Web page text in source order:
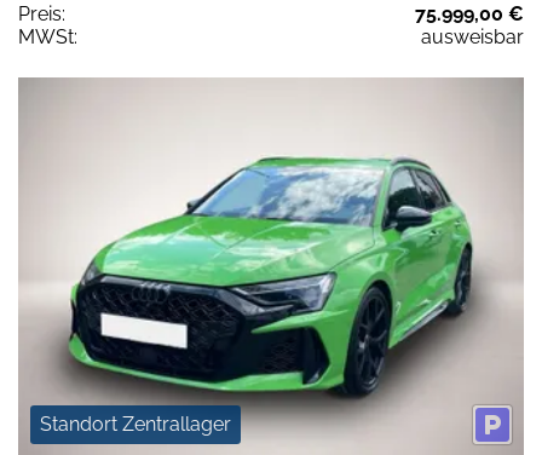
Preis:
75.999,00 €
MWSt:
ausweisbar
Standort Zentrallager